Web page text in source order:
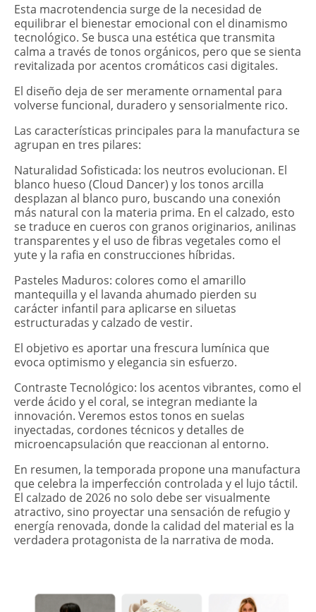
Esta macrotendencia surge de la necesidad de
equilibrar el bienestar emocional con el dinamismo
tecnológico. Se busca una estética que transmita
calma a través de tonos orgánicos, pero que se sienta
revitalizada por acentos cromáticos casi digitales.
El diseño deja de ser meramente ornamental para
volverse funcional, duradero y sensorialmente rico.
Las características principales para la manufactura se
agrupan en tres pilares:
Naturalidad Sofisticada: los neutros evolucionan. El
blanco hueso (Cloud Dancer) y los tonos arcilla
desplazan al blanco puro, buscando una conexión
más natural con la materia prima. En el calzado, esto
se traduce en cueros con granos originarios, anilinas
transparentes y el uso de fibras vegetales como el
yute y la rafia en construcciones híbridas.
Pasteles Maduros: colores como el amarillo
mantequilla y el lavanda ahumado pierden su
carácter infantil para aplicarse en siluetas
estructuradas y calzado de vestir.
El objetivo es aportar una frescura lumínica que
evoca optimismo y elegancia sin esfuerzo.
Contraste Tecnológico: los acentos vibrantes, como el
verde ácido y el coral, se integran mediante la
innovación. Veremos estos tonos en suelas
inyectadas, cordones técnicos y detalles de
microencapsulación que reaccionan al entorno.
En resumen, la temporada propone una manufactura
que celebra la imperfección controlada y el lujo táctil.
El calzado de 2026 no solo debe ser visualmente
atractivo, sino proyectar una sensación de refugio y
energía renovada, donde la calidad del material es la
verdadera protagonista de la narrativa de moda.